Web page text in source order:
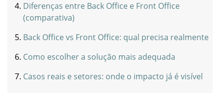
Diferenças entre Back Office e Front Office
(comparativa)
Back Office vs Front Office: qual precisa realmente
Como escolher a solução mais adequada
Casos reais e setores: onde o impacto já é visível